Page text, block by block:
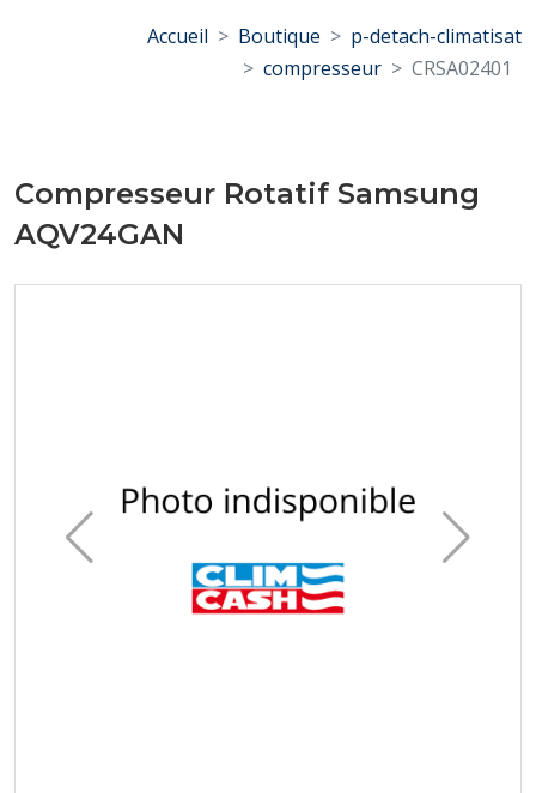
Accueil Boutique
p-detach-climatisat
compresseur
CRSA02401
Compresseur Rotatif Samsung
AQV24GAN